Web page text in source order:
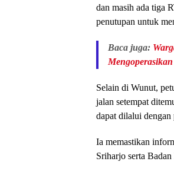
dan masih ada tiga
penutupan untuk
Baca juga:
Selain di Wunut,
jalan setempat
dapat dilalui dengan
Ia memastikan
Sriharjo serta